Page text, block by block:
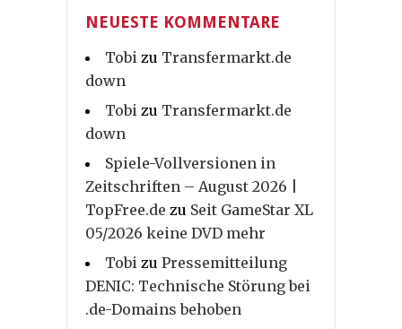
NEUESTE KOMMENTARE
Tobi zu Transfermarkt.de
down
Tobi zu Transfermarkt.de
down
Spiele-Vollversionen in
Zeitschriften – August 2026 |
TopFree.de zu Seit GameStar XL
05/2026 keine DVD mehr
Tobi zu Pressemitteilung
DENIC: Technische Störung bei
.de-Domains behoben